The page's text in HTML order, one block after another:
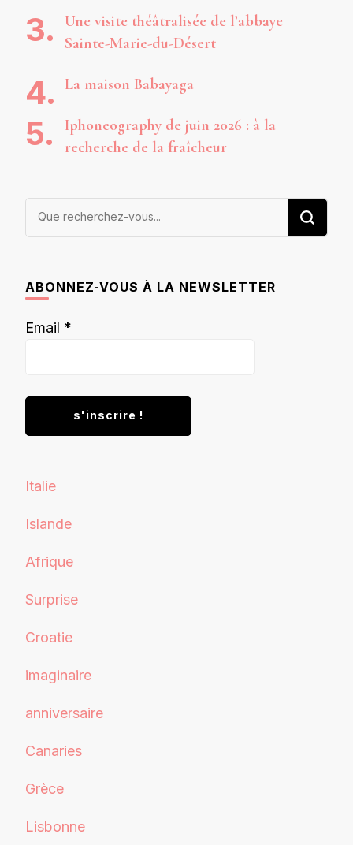
Une visite théâtralisée de l’abbaye
Sainte-Marie-du-Désert
La maison Babayaga
Iphoneography de juin 2026 : à la
recherche de la fraîcheur
Vous
ABONNEZ-VOUS À LA NEWSLETTER
Email *
Italie
Islande
Afrique
Surprise
Croatie
imaginaire
anniversaire
Canaries
Grèce
Lisbonne